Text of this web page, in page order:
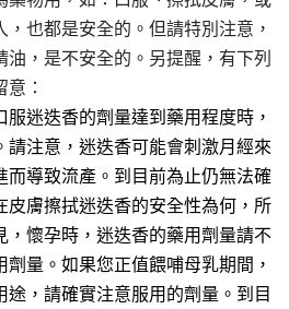
也都是安全的。但請特別注意，
油，是不安全的。另提醒，有下列
意 ：
服迷迭香的劑量達到藥用程度時，
請注意，迷迭香可能會刺激月經來
而導致流產。到目前為止仍無法確
皮膚擦拭迷迭香的安全性為何，所
，懷孕時，迷迭香的藥用劑量請不
量。如果您正值餵哺母乳期間，
途，請確實注意服用的劑量。到目